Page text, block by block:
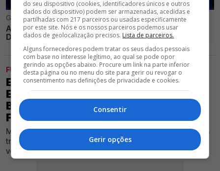
FUTEBOL
EXCLUSIVO GLORIOSO 1904 - LESÕES
EMPURRAM MÉDIO PARA FORA DO
BENFICA; MARCO SILVA RISCA
FUTEBOLISTA
Médio formado no Seixal ficou de fora do arranque dos
trabalhos e está de saída da Luz neste mercado de
verão, apurou o nosso Jornal
do seu dispositivo (cookies, identificadores únicos e outros
dados do dispositivo) podem ser armazenadas, acedidas e
partilhadas com 217 parceiros ou usadas especificamente
por este site. Nós e os nossos parceiros podemos usar
dados de geolocalização precisos. Lista de parceiros.
Alguns fornecedores podem tratar os seus dados pessoais
com base no interesse legítimo, ao qual se pode opor
gerindo as opções abaixo. Procure um link na parte inferior
desta página ou no menu do site para gerir ou revogar o
consentimento nas definições de privacidade e cookies.
Consentir
Gerir opções